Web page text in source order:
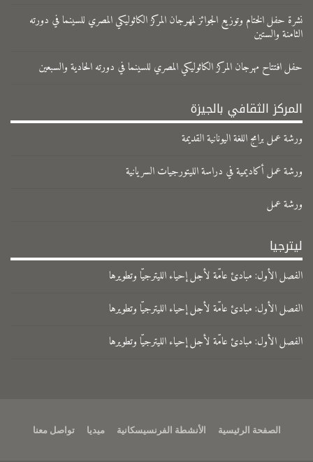
نشرة حفل الختام وتوزيع الجوائز لمهرجان المركز الكاثوليكي المصري للسينما في دورته
الثامنة والستين
حفل افتتاح مهرجان المركز الكاثوليكي المصري للسينما في دورته الحادية والسبعين
المركز الثقافي بالجيزة
ورشة عمل برامج اللغة اليونانية القديمة
ورشة عمل أكاديمية في دراسة الليتورجيات السريانية
ورشة عمل
ليترجيا
الفصل الأول: مبادئ عامّة لأجل إحياء الليترجيّا وتطويرها
الفصل الأول: مبادئ عامّة لأجل إحياء الليترجيّا وتطويرها
الفصل الأول: مبادئ عامّة لأجل إحياء الليترجيّا وتطويرها
الصفحة الرئيسية الأنشطة الفرنسيسكانية ميديا تواصل معنا